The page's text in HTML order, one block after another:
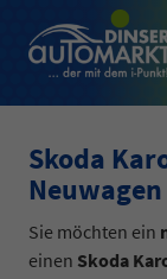
Skoda
Sie möchten ein
einen Skoda